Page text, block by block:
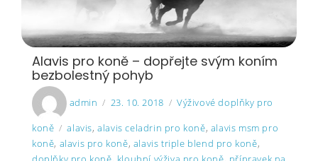
Alavis pro koně – dopřejte svým koním
bezbolestný pohyb
admin
on
23. 10. 2018
Výživové doplňky pro
koně Tags
alavis,alavis celadrin pro koně, alavis msm pro
koně, alavis pro koně, alavis triple blend pro koně,